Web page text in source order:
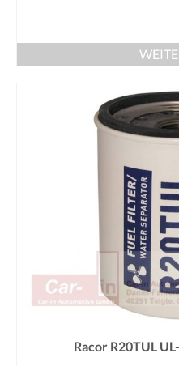
Racor R20TUL